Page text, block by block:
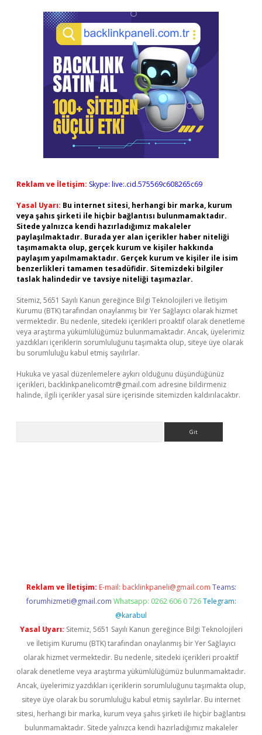
Reklam ve İletişim: Skype: live:.cid.575569c608265c69
Yasal Uyarı: Bu internet sitesi, herhangi bir marka, kurum
veya şahıs şirketi ile hiçbir bağlantısı bulunmamaktadır.
Sitede yalnızca kendi hazırladığımız makaleler
paylaşılmaktadır. Burada yer alan içerikler haber niteliği
taşımamakta olup, gerçek kurum ve kişiler hakkında
paylaşım yapılmamaktadır. Gerçek kurum ve kişiler ile isim
benzerlikleri tamamen tesadüfidir. Sitemizdeki bilgiler
taslak halindedir ve tavsiye niteliği taşımazlar.
Sitemiz, 5651 Sayılı Kanun gereğince Bilgi Teknolojileri ve İletişim
Kurumu (BTK) tarafından onaylanmış bir Yer Sağlayıcı olarak hizmet
vermektedir. Bu nedenle, sitedeki içerikleri proaktif olarak denetleme
veya araştırma yükümlülüğümüz bulunmamaktadır. Ancak, üyelerimiz
yazdıkları içeriklerin sorumluluğunu taşımakta olup, siteye üye olarak
bu sorumluluğu kabul etmiş sayılırlar.
Hukuka ve yasal düzenlemelere aykırı olduğunu düşündüğünüz
içerikleri, backlinkpanelicomtr@gmail.com adresine bildirmeniz
halinde, ilgili içerikler yasal süre içerisinde sitemizden kaldırılacaktır.
Reklam ve İletişim: E-mail: backlinkpaneli@gmail.com Teams:
forumhizmeti@gmail.com Whatsapp: 0262 606 0 726 Telegram:
@karabul
Yasal Uyarı: Sitemiz, 5651 Sayılı Kanun gereğince Bilgi Teknolojileri
ve İletişim Kurumu (BTK) tarafından onaylanmış bir Yer Sağlayıcı
olarak hizmet vermektedir. Bu nedenle, sitedeki içerikleri proaktif
olarak denetleme veya araştırma yükümlülüğümüz bulunmamaktadır.
Ancak, üyelerimiz yazdıkları içeriklerin sorumluluğunu taşımakta olup,
siteye üye olarak bu sorumluluğu kabul etmiş sayılırlar. Bu internet
sitesi, herhangi bir marka, kurum veya şahıs şirketi ile hiçbir bağlantısı
bulunmamaktadır. Sitede yalnızca kendi hazırladığımız makaleler